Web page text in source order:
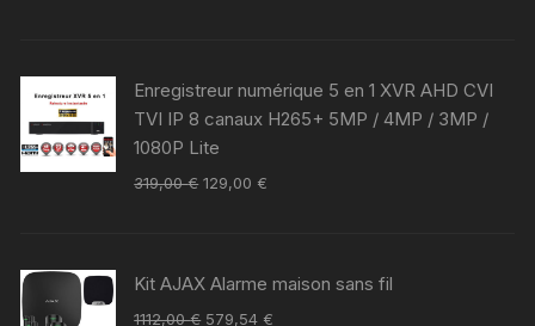
Enregistreur numérique 5 en 1 XVR AHD CVI
TVI IP 8 canaux H265+ 5MP / 4MP / 3MP /
1080P Lite
319,00€ 129,00 €
Kit AJAX Alarme maison sans fil
1112,00€ 579,54 €